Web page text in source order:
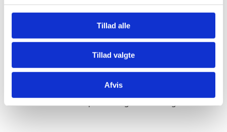
Tillad alle
Tillad valgte
Afvis
efter d. 12. januar 2021.Søg på “Cuba” her:
Official ESTA Application Website, U.S. Customs
and Border Protection (dhs.gov)
Søg om visum gennem USA's ambassade – se
om du kun skal mellemlande på vej til et andet land,